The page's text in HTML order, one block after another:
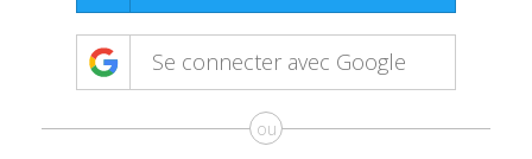
Se connecter avec Google
ou